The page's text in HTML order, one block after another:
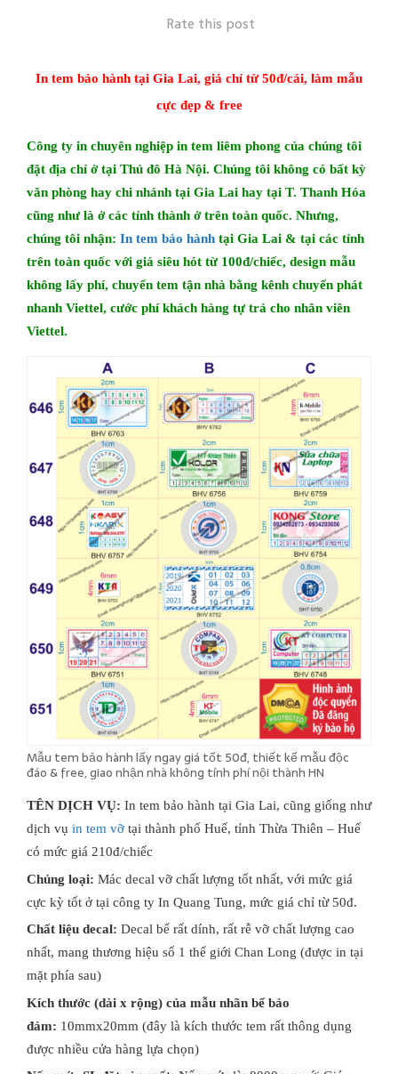
Rate this post
​In tem bảo hành tại Gia Lai, giá chỉ từ 50đ/cái, làm mẫu
cực đẹp & free
Công ty in chuyên nghiệp in tem liêm phong của chúng tôi
đặt địa chỉ ở tại Thủ đô Hà Nội. Chúng tôi không có bất kỳ
văn phòng hay chi nhánh tại Gia Lai hay tại T. Thanh Hóa
cũng như là ở các tỉnh thành ở trên toàn quốc. Nhưng,
chúng tôi nhận: In tem bảo hành tại Gia Lai & tại các tỉnh
trên toàn quốc với giá siêu hót từ 100đ/chiếc, design mẫu
không lấy phí, chuyển tem tận nhà bằng kênh chuyển phát
nhanh Viettel, cước phí khách hàng tự trả cho nhân viên
Viettel.
Mẫu tem bảo hành lấy ngay giá tốt 50đ, thiết kế mẫu độc
đáo & free, giao nhận nhà không tính phí nội thành HN
TÊN DỊCH VỤ: ​In tem bảo hành tại Gia Lai, cũng giống như
dịch vụ in tem vỡ tại thành phố Huế, tỉnh Thừa Thiên – Huế
có mức giá 210đ/chiếc
Chủng loại: Mác decal vỡ chất lượng tốt nhất, với mức giá
cực kỳ tốt ở tại công ty In Quang Tung, mức giá chỉ từ 50đ.
Chất liệu decal: Decal bể rất dính, rất rễ vỡ chất lượng cao
nhất, mang thương hiệu số 1 thế giới Chan Long (được in tại
mặt phía sau)
Kích thước (dài x rộng) của mẫu nhãn bể bảo
đảm: 10mmx20mm (đây là kích thước tem rất thông dụng
được nhiều cửa hàng lựa chọn)